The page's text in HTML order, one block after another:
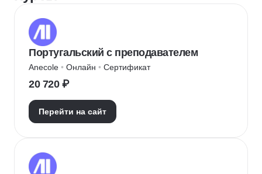
Португальский с преподавателем
Anecole • Онлайн • Сертификат
20 720 ₽
Перейти на сайт